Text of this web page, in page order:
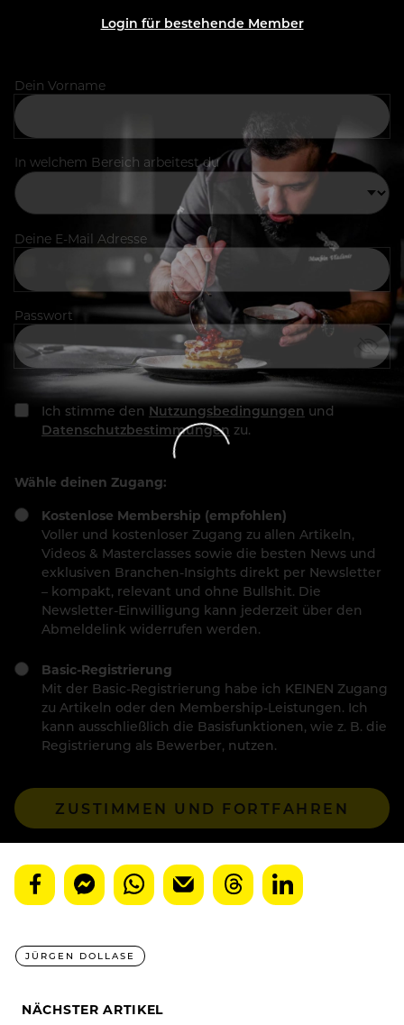
Login für bestehende Member
Dein Vorname
In welchem Bereich arbeitest du
Deine E-Mail Adresse
Passwort
Ich stimme den Nutzungsbedingungen und
Datenschutzbestimmungen zu.
Wähle deinen Zugang:
Kostenlose Membership (empfohlen)
Voller und kostenloser Zugang zu allen Artikeln,
Videos & Masterclasses sowie die besten News und
exklusiven Branchen-Insights direkt per Newsletter
– kompakt, relevant und ohne Bullshit. Die
Newsletter-Einwilligung kann jederzeit über den
Abmeldelink widerrufen werden.
Basic-Registrierung
Mit der Basic-Registrierung habe ich KEINEN Zugang
zu Artikeln oder den Membership-Leistungen. Ich
kann ausschließlich die Basisfunktionen, wie z. B. die
Registrierung als Bewerber, nutzen.
ZUSTIMMEN UND FORTFAHREN
JÜRGEN DOLLASE
NÄCHSTER ARTIKEL